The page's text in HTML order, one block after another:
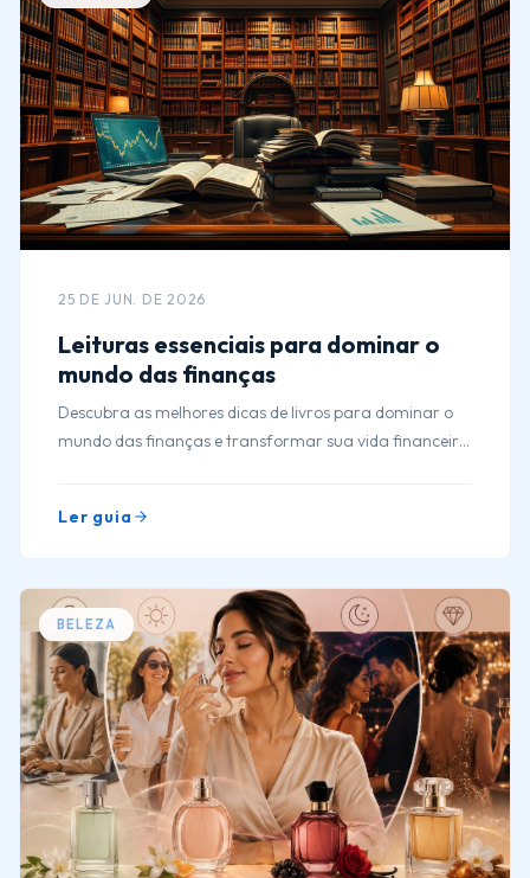
25 DE JUN. DE 2026
Leituras essenciais para dominar o
mundo das finanças
Descubra as melhores dicas de livros para dominar o
mundo das finanças e transformar sua vida financeira
Ler guia
BELEZA